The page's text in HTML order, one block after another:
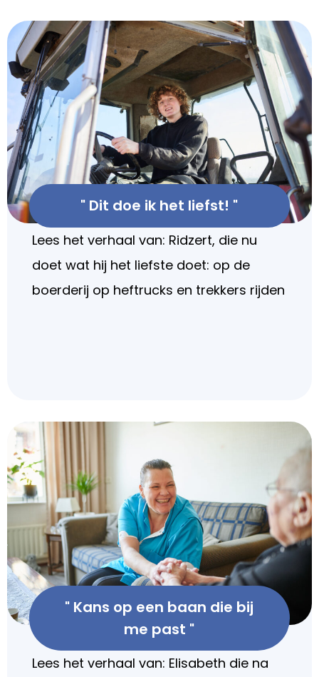
" Dit doe ik het liefst! "
Lees het verhaal van: Ridzert, die nu
doet wat hij het liefste doet: op de
boerderij op heftrucks en trekkers rijden
" Kans op een baan die bij
me past "
Lees het verhaal van: Elisabeth die na